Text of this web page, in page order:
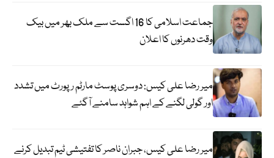
جماعت اسلامی کا 16 اگست سے ملک بھر میں بیک
وقت دھرنوں کا اعلان
میر رضا علی کیس: دوسری پوسٹ مارٹم رپورٹ میں تشدد
اور گولی لگنے کے اہم شواہد سامنے آگئے
میر رضا علی کیس، جبران ناصر کا تفتیشی ٹیم تبدیل کرنے